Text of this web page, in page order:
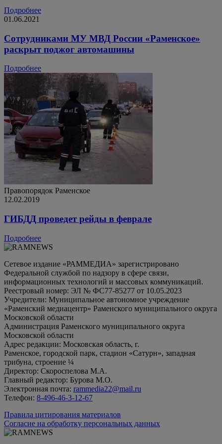
Подробнее
01.06.2021
Сотрудниками МУ МВД России «Раменское»
раскрыт поджог автомашины
Подробнее
Правопорядок Раменское
12.02.2019
ГИБДД проведет рейды в феврале
Подробнее
Сетевое издание «РАММЕДИА» зарегистрировано
Федеральной службой по надзору в сфере связи,
информационных технологий и массовых коммуникаций.
Реестровый номер: ЭЛ № ФС77-85277 от 10.05.2023
Учредители: Муниципальное автономное учреждение
«Раменский медиацентр» Раменского муниципального округа
Московской области
Администрация Раменского муниципального округа
Московской области
Адрес редакции: Московская область, г.
Раменское, городской парк, стадион «Сатурн», западная
трибуна, строение ¼
Директор: Скороспелова М.А.
Главный редактор: Бурова М.О.
Электронная почта: rammedia22@mail.ru
Телефон: 8-496-46-3-12-67
Правила цитирования материалов
Согласие на обработку персональных данных